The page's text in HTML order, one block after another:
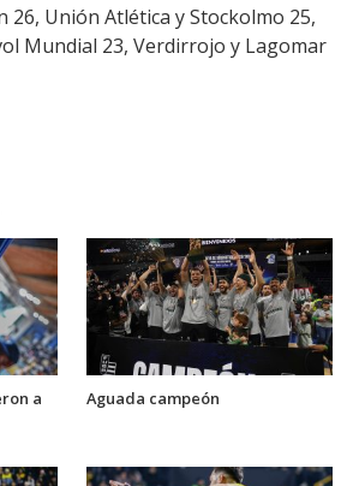
26, Unión Atlética y Stockolmo 25,
Mundial 23, Verdirrojo y Lagomar
a
Aguada campeón